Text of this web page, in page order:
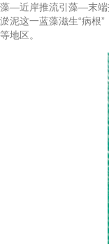
—近岸推流引藻—末端
这一蓝藻滋生“病根”
地区。